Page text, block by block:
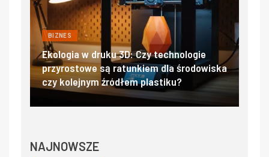
Czy technologie
dla środowiska
plastiku?
BIZNES
Filtry hepa i ulpa w laboratoriach
salach operacyjnych – standardy
czystości powietrza
NAJNOWSZE